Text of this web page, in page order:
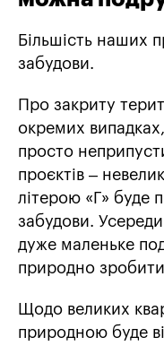
Більшість наших
забудови.
Про закриту
окремих
просто
проєктів –
літерою «Г» буде
забудови.
дуже маленьке
природно
Щодо великих
природною буде